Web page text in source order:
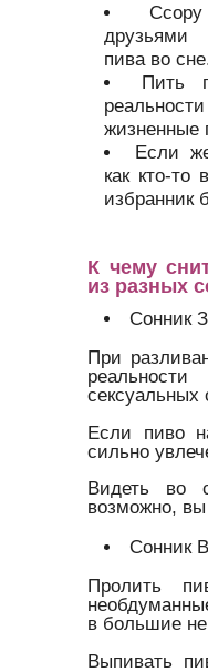
друзьями
пива во
Пить
жизненные
Если
как кто-то
избранник
К чему
из разных
Сонник
При
сексуальных
Если пиво
сильно
Видеть во
возможно, вы
Сонник
Пролить
в большие
Выпивать